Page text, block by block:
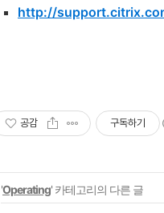
http://
공감 구독하기
'Operating' 카테고리의 다른 글